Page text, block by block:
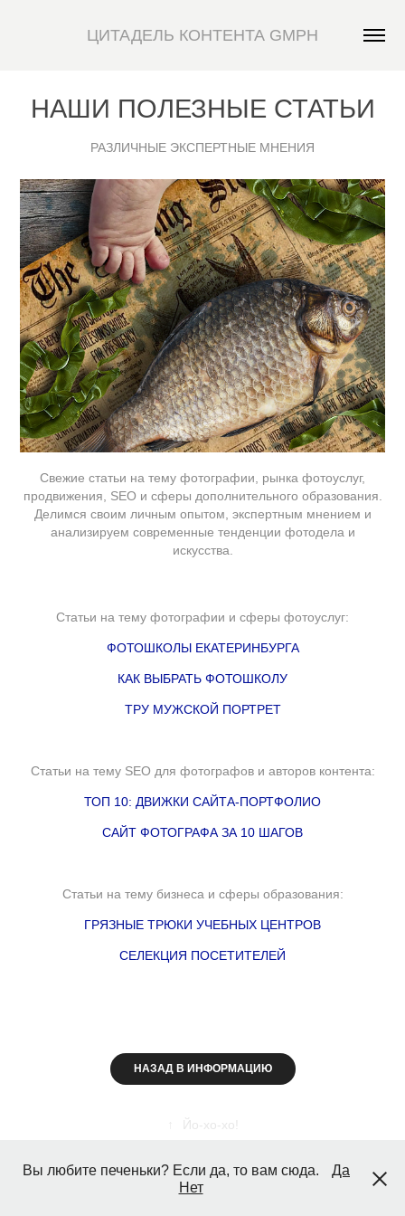
ЦИТАДЕЛЬ КОНТЕНТА GMPH
НАШИ ПОЛЕЗНЫЕ СТАТЬИ
РАЗЛИЧНЫЕ ЭКСПЕРТНЫЕ МНЕНИЯ
Свежие статьи на тему фотографии, рынка фотоуслуг,
продвижения, SEO и сферы дополнительного образования.
Делимся своим личным опытом, экспертным мнением и
анализируем современные тенденции фотодела и
искусства.
Статьи на тему фотографии и сферы фотоуслуг:
ФОТОШКОЛЫ ЕКАТЕРИНБУРГА
КАК ВЫБРАТЬ ФОТОШКОЛУ
ТРУ МУЖСКОЙ ПОРТРЕТ
Статьи на тему SEO для фотографов и авторов контента:
ТОП 10: ДВИЖКИ САЙТА-ПОРТФОЛИО
САЙТ ФОТОГРАФА ЗА 10 ШАГОВ
Статьи на тему бизнеса и сферы образования:
ГРЯЗНЫЕ ТРЮКИ УЧЕБНЫХ ЦЕНТРОВ
СЕЛЕКЦИЯ ПОСЕТИТЕЛЕЙ
НАЗАД В ИНФОРМАЦИЮ
Йо-хо-хо!
GMPH DESIGN 2010-2026
Вы любите печеньки? Если да, то вам сюда.
Да
Нет